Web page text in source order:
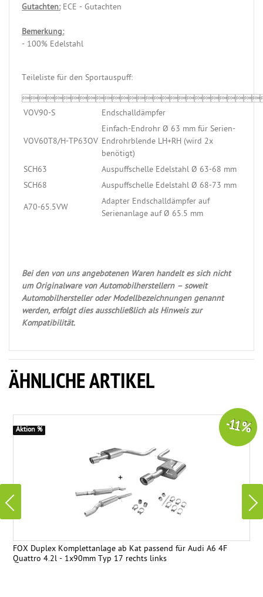
Gutachten:ECE - Gutachten
Bemerkung:
- 100% Edelstahl
Teileliste für den Sportauspuff:
VOV90-S
Endschalldämpfer
VOV60T8/H-TP63OV
Einfach-Endrohr Ø 63 mm für Serien-
Endrohrblende LH+RH (wird 2x
benötigt)
SCH63
Auspuffschelle Edelstahl Ø 63-68 mm
SCH68
Auspuffschelle Edelstahl Ø 68-73 mm
A70-65.5VW
Adapter Endschalldämpfer auf
Serienanlage auf Ø 65.5 mm
Bei den von uns angebotenen Waren handelt es sich nicht
um Originalware von Automobilherstellern – soweit
Automobilhersteller oder Modellbezeichnungen genannt
werden, erfolgt dies ausschließlich als Hinweis zur
Kompatibilität.
ÄHNLICHE ARTIKEL
FOX Duplex Komplettanlage ab Kat passend für Audi A6 4F
Quattro 4.2l - 1x90mm Typ 17 rechts links
-11 %
Aktion %